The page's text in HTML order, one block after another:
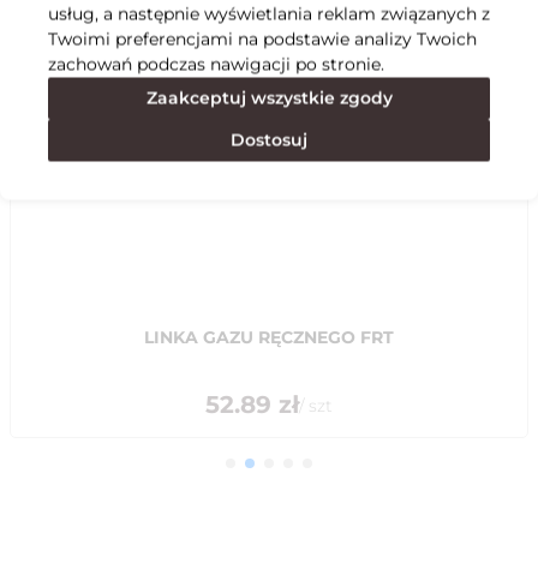
Polecane
LINKA GAZU RĘCZNEGO FRT
52.89 zł/ szt
usług, a następnie wyświetlania reklam związanych z
Twoimi preferencjami na podstawie analizy Twoich
zachowań podczas nawigacji po stronie.
Zaakceptuj wszystkie zgody
Dostosuj